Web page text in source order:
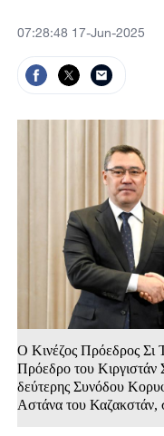
07:28:48 17-Jun-2025
Ο Κινέζος Πρόεδρος Σι
Πρόεδρο του Κιργιστάν
δεύτερης Συνόδου
Αστάνα του Καζακστάν,